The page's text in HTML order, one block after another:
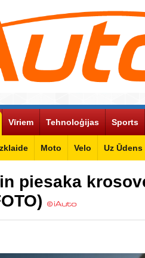
Moto Velo Uz Ūdens
Vīriem Tehnoloģijas Sports
piesaka